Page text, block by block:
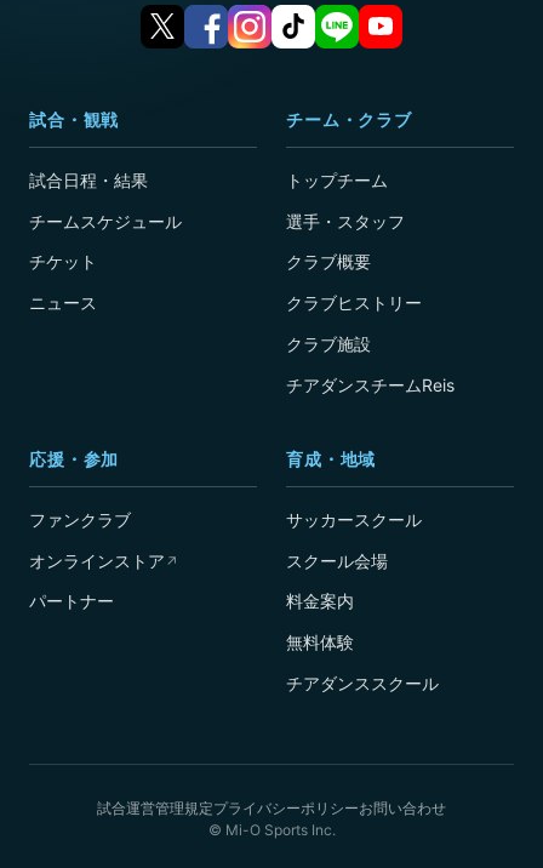
試合・観戦
試合日程・結果
チームスケジュール
チケット
ニュース
チーム・クラブ
トップチーム
選手・スタッフ
クラブ概要
クラブヒストリー
クラブ施設
チアダンスチームReis
応援・参加
ファンクラブ
オンラインストア ↗
パートナー
育成・地域
サッカースクール
スクール会場
料金案内
無料体験
チアダンススクール
試合運営管理規定プライバシーポリシーお問い合わせ
© Mi-O Sports Inc.